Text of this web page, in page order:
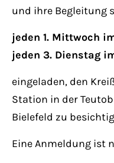
We offer support for
Get in touch
Cybersteel Inc.
376-293 City Road,
und ihre Begleitung
jeden 1. Mittwoch
jeden 3. Dienstag
eingeladen, den
Station in der
Bielefeld zu
Eine Anmeldung ist